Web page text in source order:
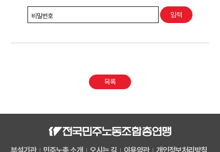
비밀번호
목록
권리찾기수첩 검색
찾아보기